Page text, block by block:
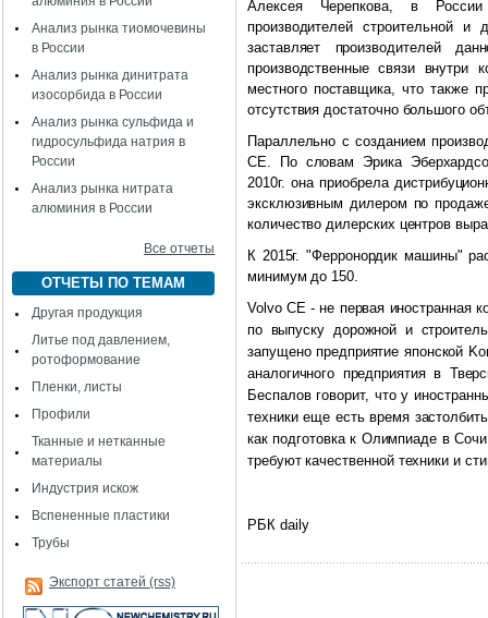
Анализ рынка тиомочевины
в России
Анализ рынка динитрата
изосорбида в России
Анализ рынка сульфида и
гидросульфида натрия в
России
Анализ рынка нитрата
алюминия в России
Все отчеты
ОТЧЕТЫ ПО ТЕМАМ
Другая продукция
Литье под давлением,
ротоформование
Пленки, листы
Профили
Тканные и нетканные
материалы
Индустрия искож
Вспененные пластики
Трубы
Экспорт статей (rss)
Алексея Черепкова, в России
производителей строительной и
заставляет производителей
производственные связи внутри
местного поставщика, что также
отсутствия достаточно большого
Параллельно с созданием
CE. По словам Эрика
2010г. она приобрела
эксклюзивным дилером по
количество дилерских центров
К 2015г. "Ферронордик машины"
минимум до 150.
Volvo CE - не первая иностранная
по выпуску дорожной и
запущено предприятие японской
аналогичного предприятия в
Беспалов говорит, что у
техники еще есть время
как подготовка к Олимпиаде в
требуют качественной техники и
РБК daily